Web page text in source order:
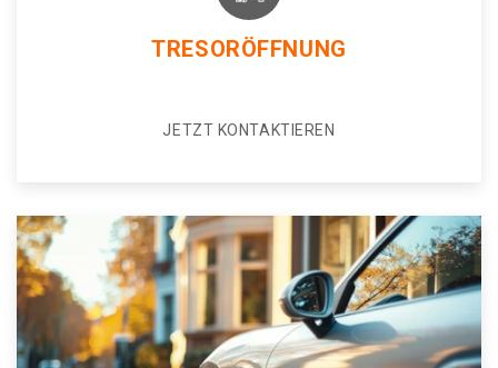
TRESORÖFFNUNG
JETZT KONTAKTIEREN